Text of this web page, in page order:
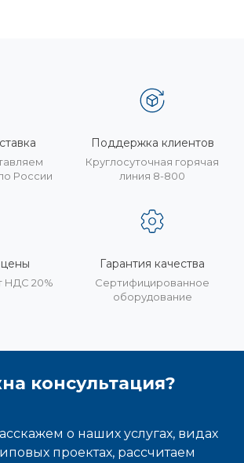
России
Поддержка клиентов
Круглосуточная горячая
линия 8-800
НДС 20%
Гарантия качества
Сертифицированное
оборудование
консультация?
о наших услугах, видах
проектах, рассчитаем